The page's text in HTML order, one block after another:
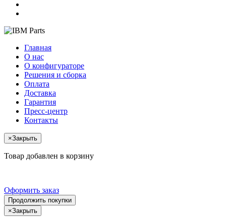
Главная
О нас
О конфигураторе
Решения и сборка
Оплата
Доставка
Гарантия
Пресс-центр
Контакты
×Закрыть
Товар добавлен в корзину
Оформить заказ
Продолжить покупки
×Закрыть